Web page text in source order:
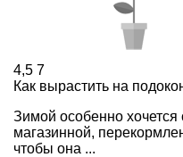
4,5 7
Как вырастить на
Зимой особенно
магазинной,
чтобы она ...